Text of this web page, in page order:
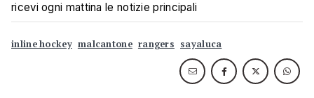
ricevi ogni mattina le notizie principali
inline hockey malcantone rangers sayaluca